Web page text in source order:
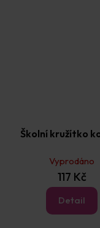
Školní kružítko
Vyprodáno
117 Kč
Detail